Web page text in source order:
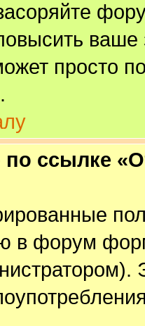
просто
ссылке
в форум